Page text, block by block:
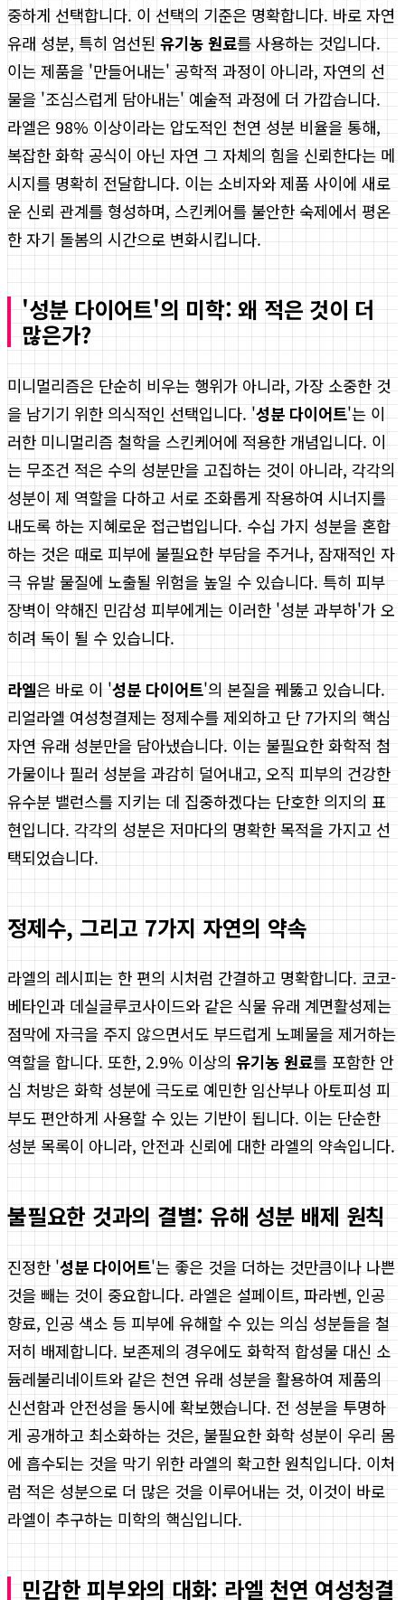
중하게 선택합니다. 이 선택의 기준은 명확합니다. 바로 자연
유래 성분, 특히 엄선된 유기농 원료를 사용하는 것입니다.
이는 제품을 '만들어내는' 공학적 과정이 아니라, 자연의 선
물을 '조심스럽게 담아내는' 예술적 과정에 더 가깝습니다.
라엘은 98% 이상이라는 압도적인 천연 성분 비율을 통해,
복잡한 화학 공식이 아닌 자연 그 자체의 힘을 신뢰한다는 메
시지를 명확히 전달합니다. 이는 소비자와 제품 사이에 새로
운 신뢰 관계를 형성하며, 스킨케어를 불안한 숙제에서 평온
한 자기 돌봄의 시간으로 변화시킵니다.
'성분 다이어트'의 미학: 왜 적은 것이 더
많은가?
미니멀리즘은 단순히 비우는 행위가 아니라, 가장 소중한 것
을 남기기 위한 의식적인 선택입니다. '성분 다이어트'는 이
러한 미니멀리즘 철학을 스킨케어에 적용한 개념입니다. 이
는 무조건 적은 수의 성분만을 고집하는 것이 아니라, 각각의
성분이 제 역할을 다하고 서로 조화롭게 작용하여 시너지를
내도록 하는 지혜로운 접근법입니다. 수십 가지 성분을 혼합
하는 것은 때로 피부에 불필요한 부담을 주거나, 잠재적인 자
극 유발 물질에 노출될 위험을 높일 수 있습니다. 특히 피부
장벽이 약해진 민감성 피부에게는 이러한 '성분 과부하'가 오
히려 독이 될 수 있습니다.
라엘은 바로 이 '성분 다이어트'의 본질을 꿰뚫고 있습니다.
리얼라엘 여성청결제는 정제수를 제외하고 단 7가지의 핵심
자연 유래 성분만을 담아냈습니다. 이는 불필요한 화학적 첨
가물이나 필러 성분을 과감히 덜어내고, 오직 피부의 건강한
유수분 밸런스를 지키는 데 집중하겠다는 단호한 의지의 표
현입니다. 각각의 성분은 저마다의 명확한 목적을 가지고 선
택되었습니다.
정제수, 그리고 7가지 자연의 약속
라엘의 레시피는 한 편의 시처럼 간결하고 명확합니다. 코코-
베타인과 데실글루코사이드와 같은 식물 유래 계면활성제는
점막에 자극을 주지 않으면서도 부드럽게 노폐물을 제거하는
역할을 합니다. 또한, 2.9% 이상의 유기농 원료를 포함한 안
심 처방은 화학 성분에 극도로 예민한 임산부나 아토피성 피
부도 편안하게 사용할 수 있는 기반이 됩니다. 이는 단순한
성분 목록이 아니라, 안전과 신뢰에 대한 라엘의 약속입니다.
불필요한 것과의 결별: 유해 성분 배제 원칙
진정한 '성분 다이어트'는 좋은 것을 더하는 것만큼이나 나쁜
것을 빼는 것이 중요합니다. 라엘은 설페이트, 파라벤, 인공
향료, 인공 색소 등 피부에 유해할 수 있는 의심 성분들을 철
저히 배제합니다. 보존제의 경우에도 화학적 합성물 대신 소
듐레불리네이트와 같은 천연 유래 성분을 활용하여 제품의
신선함과 안전성을 동시에 확보했습니다. 전 성분을 투명하
게 공개하고 최소화하는 것은, 불필요한 화학 성분이 우리 몸
에 흡수되는 것을 막기 위한 라엘의 확고한 원칙입니다. 이처
럼 적은 성분으로 더 많은 것을 이루어내는 것, 이것이 바로
라엘이 추구하는 미학의 핵심입니다.
민감한 피부와의 대화: 라엘 천연 여성청결